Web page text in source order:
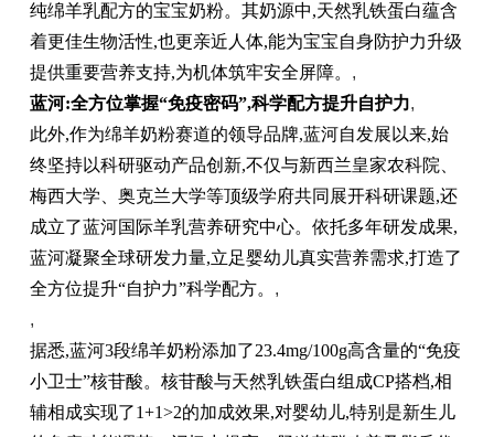
纯绵羊乳配方的宝宝奶粉。其奶源中,天然乳铁蛋白蕴含
着更佳生物活性,也更亲近人体,能为宝宝自身防护力升级
提供重要营养支持,为机体筑牢安全屏障。 ,
蓝河:全方位掌握“免疫密码”,科学配方提升自护力,
此外,作为绵羊奶粉赛道的领导品牌,蓝河自发展以来,始
终坚持以科研驱动产品创新,不仅与新西兰皇家农科院、
梅西大学、奥克兰大学等顶级学府共同展开科研课题,还
成立了蓝河国际羊乳营养研究中心。依托多年研发成果,
蓝河凝聚全球研发力量,立足婴幼儿真实营养需求,打造了
全方位提升“自护力”科学配方。 ,
,
据悉,蓝河3段绵羊奶粉添加了23.4mg/100g高含量的“免疫
小卫士”核苷酸。核苷酸与天然乳铁蛋白组成CP搭档,相
辅相成实现了1+1>2的加成效果,对婴幼儿,特别是新生儿